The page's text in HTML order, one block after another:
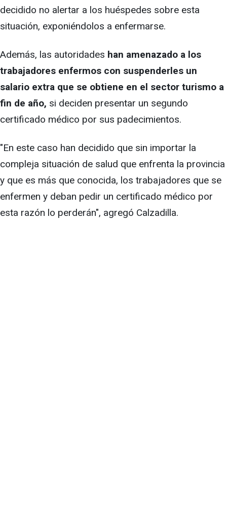
decidido no alertar a los huéspedes sobre esta
situación, exponiéndolos a enfermarse.
Además, las autoridades han amenazado a los
trabajadores enfermos con suspenderles un
salario extra que se obtiene en el sector turismo a
fin de año, si deciden presentar un segundo
certificado médico por sus padecimientos.
"En este caso han decidido que sin importar la
compleja situación de salud que enfrenta la provincia
y que es más que conocida, los trabajadores que se
enfermen y deban pedir un certificado médico por
esta razón lo perderán", agregó Calzadilla.